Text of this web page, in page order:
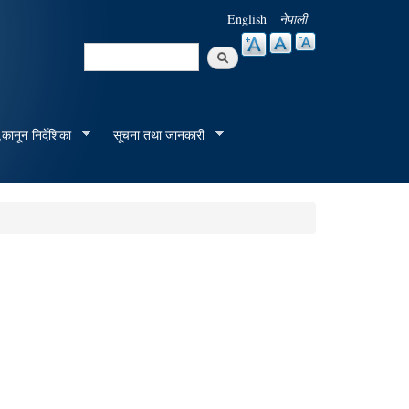
English नेपाली
Search
निर्देशिका
सूचना तथा जानकारी